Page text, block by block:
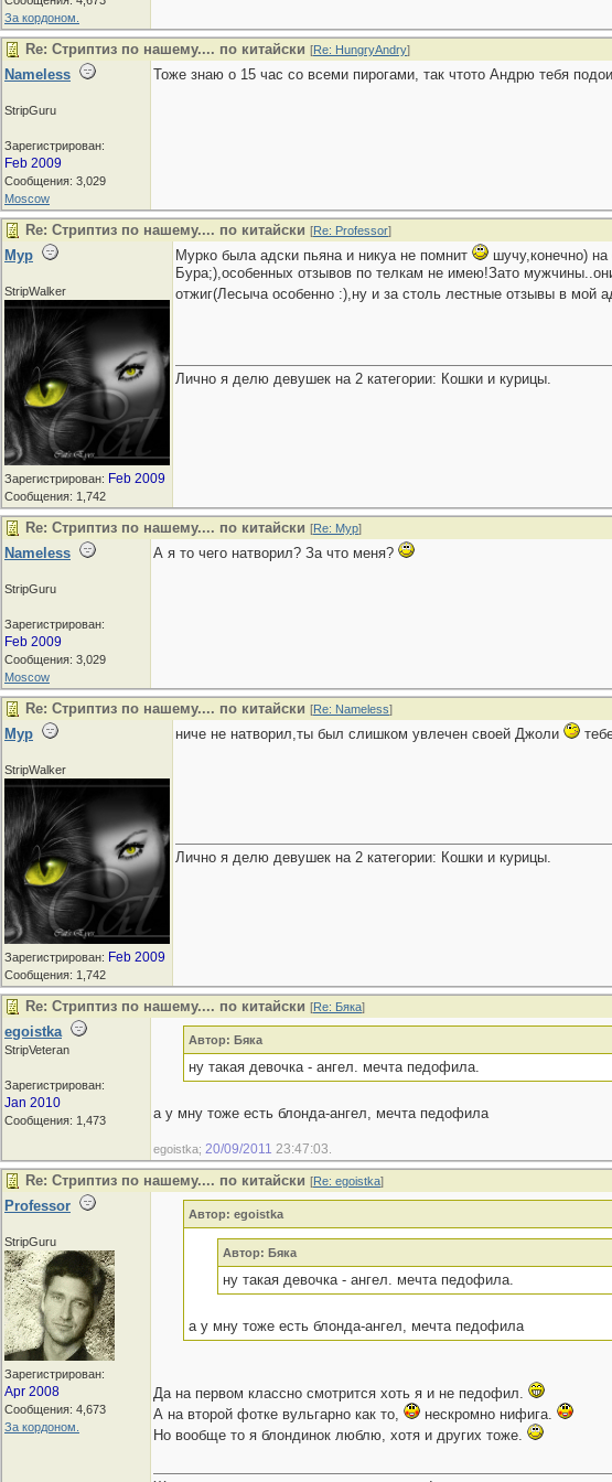
За кордоном.
Re: Стриптиз по нашему.... по китайски [Re: HungryAndry]
Nameless
StripGuru
Зарегистрирован:
Feb 2009
Сообщения: 3,029
Moscow
Тоже знаю о 15 час со всеми пирогами, так чтото Андрю тебя
Re: Стриптиз по нашему.... по китайски [Re: Professor]
Мур
StripWalker
Зарегистрирован: Feb 2009
Сообщения: 1,742
Мурко была адски пьяна и никуа не помнит
шучу,конечно)
Бура;),особенных отзывов по телкам не имею!Зато
отжиг(Лесыча особенно :),ну и за столь лестные отзывы в мой
Лично я делю девушек на 2 категории: Кошки и курицы.
Re: Стриптиз по нашему.... по китайски [Re: Мур]
Nameless
StripGuru
Зарегистрирован:
Feb 2009
Сообщения: 3,029
Moscow
А я то чего натворил? За что меня?
Re: Стриптиз по нашему.... по китайски [Re: Nameless]
Мур
StripWalker
Зарегистрирован: Feb 2009
Сообщения: 1,742
ниче не натворил,ты был слишком увлечен своей Джоли
Лично я делю девушек на 2 категории: Кошки и курицы.
Re: Стриптиз по нашему.... по китайски [Re: Бяка]
egoistka
StripVeteran
Зарегистрирован:
Jan 2010
Сообщения: 1,473
Автор: Бяка
ну такая девочка - ангел. мечта педофила.
а у мну тоже есть блонда-ангел, мечта педофила
egoistka; 20/09/2011 23:47:03
Re: Стриптиз по нашему.... по китайски [Re: egoistka]
Professor
StripGuru
Зарегистрирован:
Apr 2008
Сообщения: 4,673
За кордоном.
Автор: egoistka
Автор: Бяка
ну такая девочка - ангел. мечта педофила.
а у мну тоже есть блонда-ангел, мечта педофила
Да на первом классно смотрится хоть я и не педофил.
А на второй фотке вульгарно как то,
нескромно нифига.
Но вообще то я блондинок люблю, хотя и других тоже.